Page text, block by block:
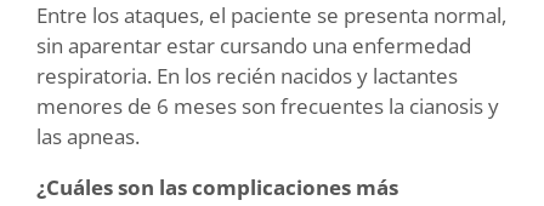
Entre los ataques, el paciente se presenta normal,
sin aparentar estar cursando una enfermedad
respiratoria. En los recién nacidos y lactantes
menores de 6 meses son frecuentes la cianosis y
las apneas.
¿Cuáles son las complicaciones más